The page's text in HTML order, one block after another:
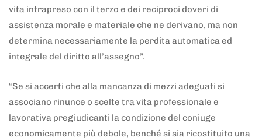
vita intrapreso con il terzo e dei reciproci doveri di
assistenza morale e materiale che ne derivano, ma non
determina necessariamente la perdita automatica ed
integrale del diritto all’assegno”.
“Se si accerti che alla mancanza di mezzi adeguati si
associano rinunce o scelte tra vita professionale e
lavorativa pregiudicanti la condizione del coniuge
economicamente più debole, benché si sia ricostituito una